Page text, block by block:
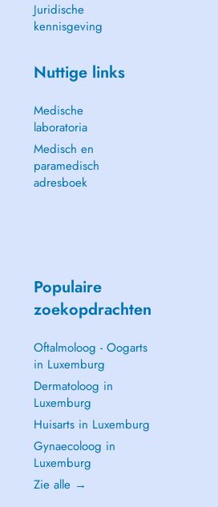
Juridische
kennisgeving
Nuttige links
Medische
laboratoria
Medisch en
paramedisch
adresboek
Populaire
zoekopdrachten
Oftalmoloog - Oogarts
in Luxemburg
Dermatoloog in
Luxemburg
Huisarts in Luxemburg
Gynaecoloog in
Luxemburg
Zie alle →